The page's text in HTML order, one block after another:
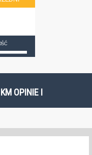
OPINIE I